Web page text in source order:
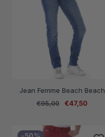
Jean Femme Beach Beach
Prix
€95,00
Prix
vente
€47,50